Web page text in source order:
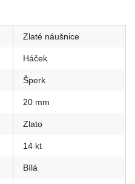
Zlaté náušnice
Háček
Šperk
20 mm
Zlato
14 kt
Bílá